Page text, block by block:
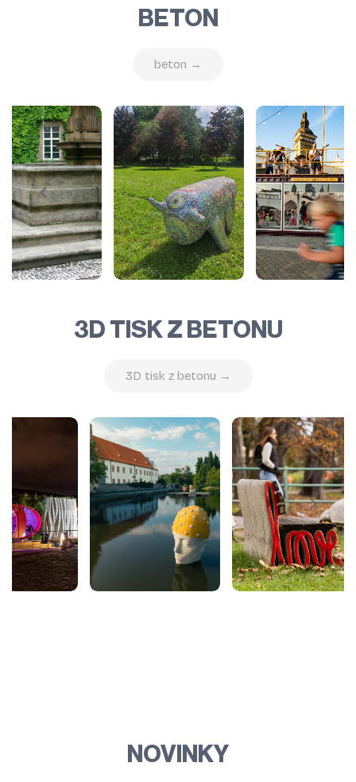
BETON
beton →
3D TISK Z BETONU
3D tisk z betonu →
NOVINKY